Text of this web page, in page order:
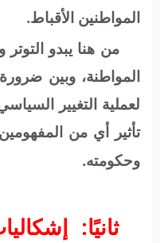
المواطنين الأقباط.
من هنا يبدو
المواطنة، وبين
تأثير أي من
وحكومته.
ثانيًا: